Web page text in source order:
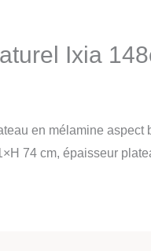
Ixia
en mélamine
74 cm, épaisseur